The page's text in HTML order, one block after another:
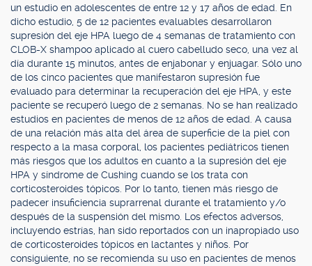
un estudio en adolescentes de entre 12 y 17 años de edad. En
dicho estudio, 5 de 12 pacientes evaluables desarrollaron
supresión del eje HPA luego de 4 semanas de tratamiento con
CLOB-X shampoo aplicado al cuero cabelludo seco, una vez al
día durante 15 minutos, antes de enjabonar y enjuagar. Sólo uno
de los cinco pacientes que manifestaron supresión fue
evaluado para determinar la recuperación del eje HPA, y este
paciente se recuperó luego de 2 semanas. No se han realizado
estudios en pacientes de menos de 12 años de edad. A causa
de una relación más alta del área de superficie de la piel con
respecto a la masa corporal, los pacientes pediátricos tienen
más riesgos que los adultos en cuanto a la supresión del eje
HPA y síndrome de Cushing cuando se los trata con
corticosteroides tópicos. Por lo tanto, tienen más riesgo de
padecer insuficiencia suprarrenal durante el tratamiento y/o
después de la suspensión del mismo. Los efectos adversos,
incluyendo estrías, han sido reportados con un inapropiado uso
de corticosteroides tópicos en lactantes y niños. Por
consiguiente, no se recomienda su uso en pacientes de menos